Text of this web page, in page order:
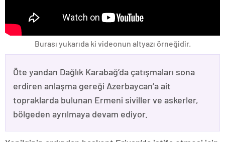
Burası yukarıda ki videonun altyazı örneğidir.
Öte yandan Dağlık Karabağ’da çatışmaları sona
erdiren anlaşma gereği Azerbaycan’a ait
topraklarda bulunan Ermeni siviller ve askerler,
bölgeden ayrılmaya devam ediyor.